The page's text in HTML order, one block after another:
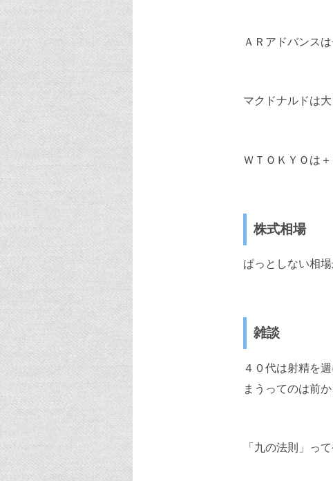
ＡＲアドバンスは
マクドナルドは大
ＷＴＯＫＹＯは＋
株式相場
ぱっとしない相場
雑談
４０代は射精を
まうってのは前
「九の法則」って